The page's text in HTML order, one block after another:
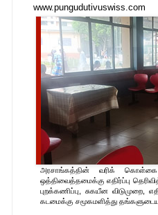
www.pungudutivuswiss.com
அரசாங்கத்தின் வரிக்
ஒத்திவைத்தமைக்கு எதிர்ப்பு
புறக்கணிப்பு, சுகயீன விடுமுறை,
கடமைக்கு சமூகமளித்து